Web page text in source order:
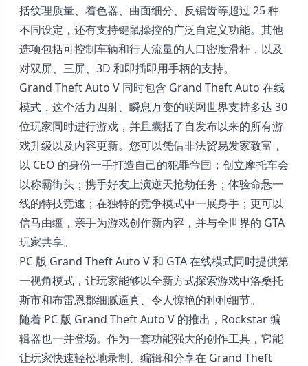
括纹理质量、着色器、曲面细分、反锯齿等超过 25 种
不同设定，还有支持键鼠操控的广泛自定义功能。其他
选项包括可控制车辆和行人流量的人口密度滑杆，以及
对双屏、三屏、3D 和即插即用手柄的支持。
Grand Theft Auto V 同时包含 Grand Theft Auto 在线
模式，这个活力四射、瞬息万变的联网世界支持多达 30
位玩家同时进行游戏，并且囊括了自发布以来的所有游
戏升级以及内容更新。您可以凭借非法贸易发家致富，
以 CEO 的身份一手打造自己的犯罪帝国；创立摩托车会
以称霸街头；携手好友上演逆天抢劫任务；体验命悬一
线的特技竞速；在独特的竞争模式中一展身手；更可以
信马由缰，亲手为游戏创作新内容，并与全世界的 GTA
玩家共享。
PC 版 Grand Theft Auto V 和 GTA 在线模式同时提供第
一视角模式，让玩家能够以全新方式探索游戏中洛桑托
斯市和布雷恩郡细腻逼真、令人惊艳的种种细节。
随着 PC 版 Grand Theft Auto V 的推出，Rockstar 编
辑器也一并登场。作为一套功能强大的创作工具，它能
让玩家快速轻松地录制、编辑和分享在 Grand Theft